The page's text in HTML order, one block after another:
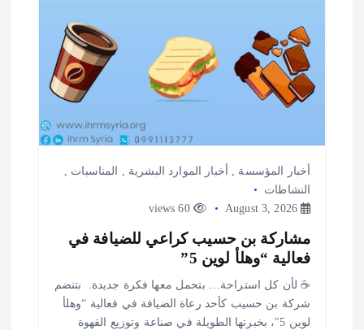
أخبار المؤسسة أخبار الموارد البشرية المناسبات
النشاطات
August 3, 2026
60 views
مشاركة بن حسيب كراعي للضيافة في
فعالية “وهلأ لوين 5”
‎☕ لأن كل استراحة… بتحمل معها فكرة جديدة. ‎ ‎بتنضم
شركة بن حسيب كأحد رعاة الضيافة في فعالية “وهلأ
لوين 5″، بخبرتها الطويلة في صناعة وتوزيع القهوة